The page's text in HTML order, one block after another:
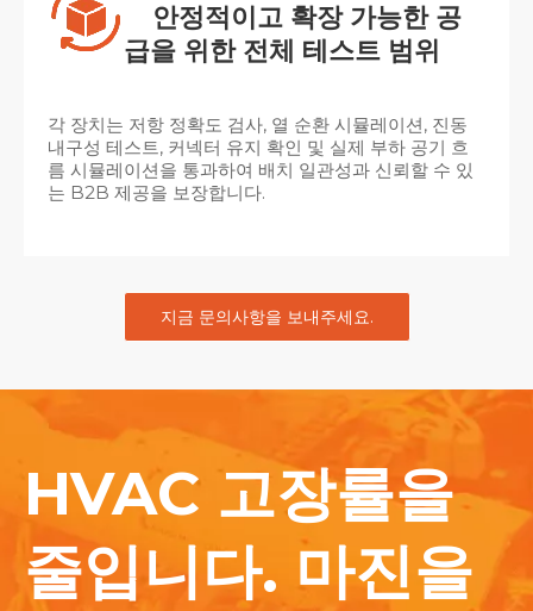
안정적이고 확장 가능한 공
급을 위한 전체 테스트 범위
각 장치는 저항 정확도 검사, 열 순환 시뮬레이션, 진동
내구성 테스트, 커넥터 유지 확인 및 실제 부하 공기 흐
름 시뮬레이션을 통과하여 배치 일관성과 신뢰할 수 있
는 B2B 제공을 보장합니다.
지금 문의사항을 보내주세요.
HVAC 고장률을
줄입니다. 마진을